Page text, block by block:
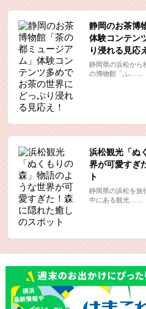
静岡のお茶博
体験コンテン
り浸れる見応
静岡県の浜松から
の博物館「ふ……
浜松観光「ぬ
界が可愛すぎ
ト
静岡県の浜松を旅
中にある観光……